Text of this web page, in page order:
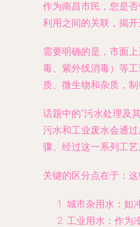
作为南昌市民，您是
利用之间的关联，揭开
需要明确的是，市面
毒、紫外线消毒）等
质、微生物和杂质，
话题中的“污水处理及
污水和工业废水会通
骤。经过这一系列工艺
关键的区分点在于：
城市杂用水：如
工业用水：作为